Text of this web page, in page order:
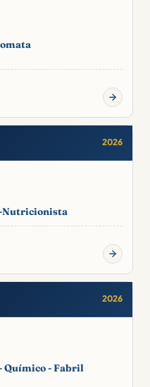
2026
Nutricionista
2026
Químico - Fabril